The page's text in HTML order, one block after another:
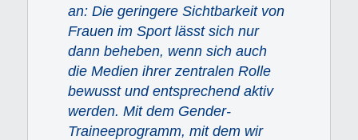
an: Die geringere Sichtbarkeit von
Frauen im Sport lässt sich nur
dann beheben, wenn sich auch
die Medien ihrer zentralen Rolle
bewusst und entsprechend aktiv
werden. Mit dem Gender-
Traineeprogramm, mit dem wir